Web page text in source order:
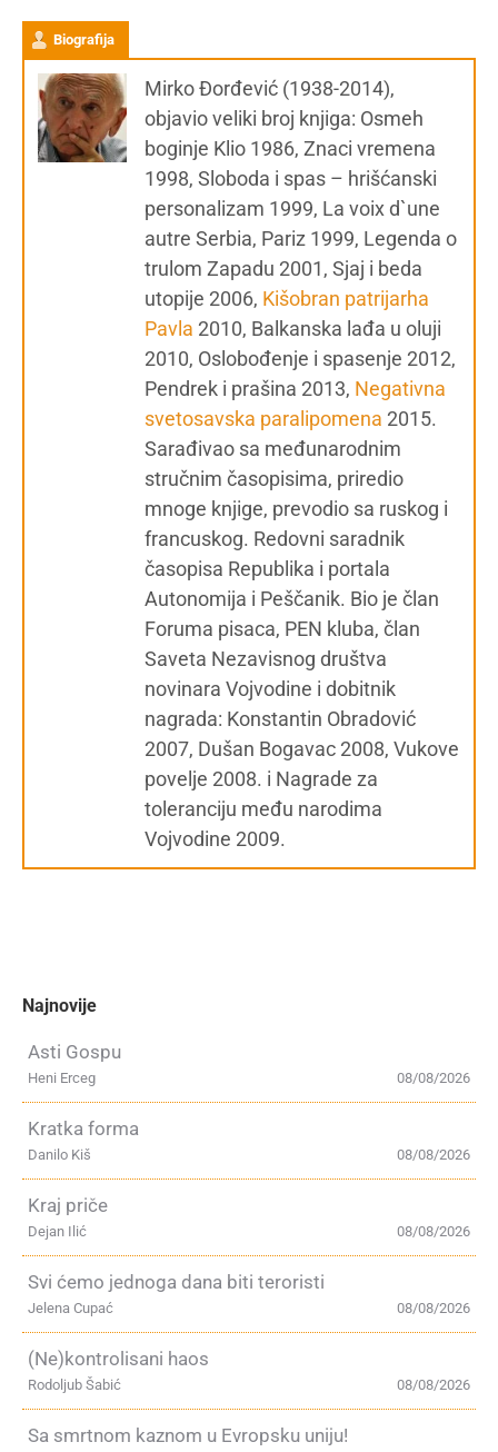
Biografija
Mirko Đorđević (1938-2014),
objavio veliki broj knjiga: Osmeh
boginje Klio 1986, Znaci vremena
1998, Sloboda i spas – hrišćanski
personalizam 1999, La voix d`une
autre Serbia, Pariz 1999, Legenda o
trulom Zapadu 2001, Sjaj i beda
utopije 2006, Kišobran patrijarha
Pavla 2010, Balkanska lađa u oluji
2010, Oslobođenje i spasenje 2012,
Pendrek i prašina 2013, Negativna
svetosavska paralipomena 2015.
Sarađivao sa međunarodnim
stručnim časopisima, priredio
mnoge knjige, prevodio sa ruskog i
francuskog. Redovni saradnik
časopisa Republika i portala
Autonomija i Peščanik. Bio je član
Foruma pisaca, PEN kluba, član
Saveta Nezavisnog društva
novinara Vojvodine i dobitnik
nagrada: Konstantin Obradović
2007, Dušan Bogavac 2008, Vukove
povelje 2008. i Nagrade za
toleranciju među narodima
Vojvodine 2009.
Najnovije
Asti Gospu
08/08/2026
Heni Erceg
Kratka forma
08/08/2026
Danilo Kiš
Kraj priče
08/08/2026
Dejan Ilić
Svi ćemo jednoga dana biti teroristi
08/08/2026
Jelena Cupać
(Ne)kontrolisani haos
08/08/2026
Rodoljub Šabić
Sa smrtnom kaznom u Evropsku uniju!